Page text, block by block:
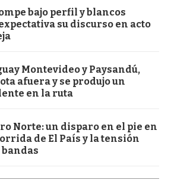
bajo perfil y blancos
su discurso en acto
Montevideo y Paysandú,
afuera y se produjo un
en la ruta
Norte: un disparo en el pie en
de El País y la tensión